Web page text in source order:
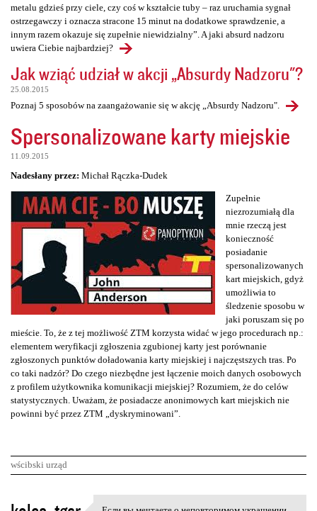
metalu gdzieś przy ciele, czy coś w kształcie tuby – raz uruchamia sygnał
ostrzegawczy i oznacza stracone 15 minut na dodatkowe sprawdzenie, a
innym razem okazuje się zupełnie niewidzialny”. A jaki absurd nadzoru
uwiera Ciebie najbardziej?
Jak wziąć udział w akcji „Absurdy Nadzoru"?
25.08.2015
Poznaj 5 sposobów na zaangażowanie się w akcję „Absurdy Nadzoru".
Spersonalizowane karty miejskie
11.09.2015
Nadesłany przez: Michał Rączka-Dudek
Zupełnie
niezrozumiałą dla
mnie rzeczą jest
konieczność
posiadanie
spersonalizowanych
kart miejskich, gdyż
umożliwia to
śledzenie sposobu w
jaki poruszam się po
mieście. To, że z tej możliwość ZTM korzysta widać w jego procedurach np.:
elementem weryfikacji zgłoszenia zgubionej karty jest porównanie
zgłoszonych punktów doładowania karty miejskiej i najczęstszych tras. Po
co taki nadzór? Do czego niezbędne jest łączenie moich danych osobowych
z profilem użytkownika komunikacji miejskiej? Rozumiem, że do celów
statystycznych. Uważam, że posiadacze anonimowych kart miejskich nie
powinni być przez ZTM „dyskryminowani”.
wścibski urząd
K